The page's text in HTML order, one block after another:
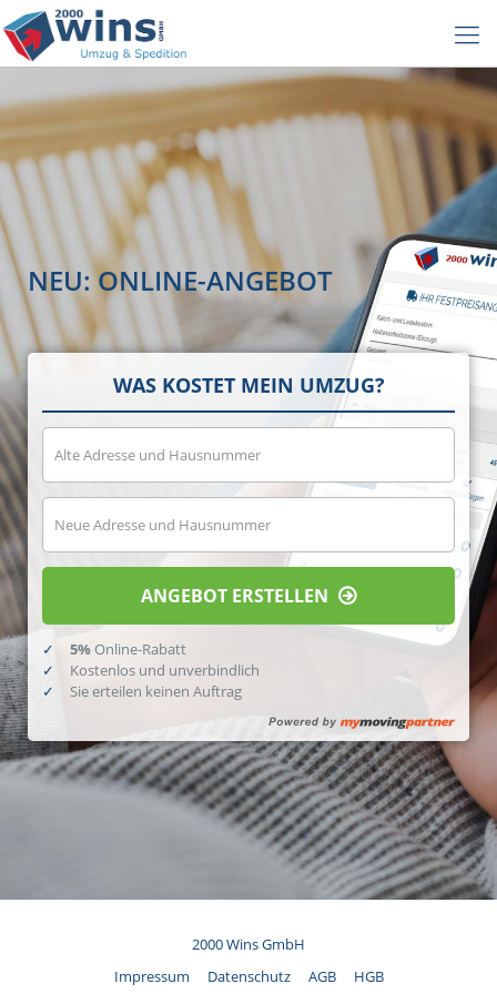
NEU: ONLINE-ANGEBOT
WAS KOSTET MEIN UMZUG?
ANGEBOT ERSTELLEN
Online-Rabatt
Kostenlos und unverbindlich
Sie erteilen keinen Auftrag
2000 Wins GmbH
Impressum
Datenschutz AGB HGB